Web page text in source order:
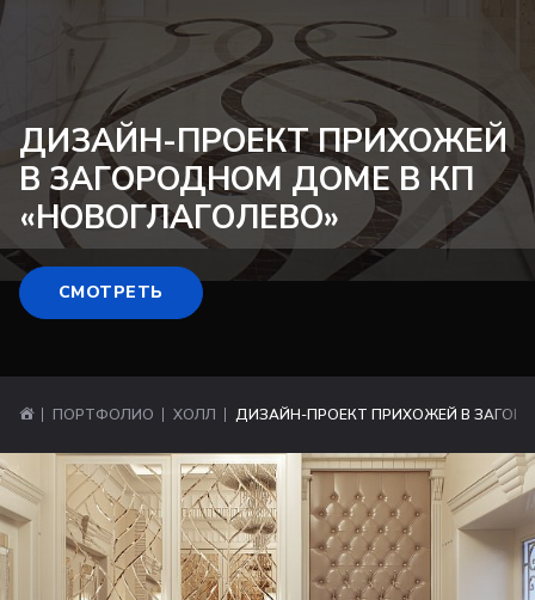
ДИЗАЙН-ПРОЕКТПРИХОЖЕЙ
В ЗАГОРОДНОМ ДОМЕ В КП
«НОВОГЛАГОЛЕВО»
СМОТРЕТЬ
ПОРТФОЛИО ХОЛЛ ДИЗАЙН-ПРОЕКТ ПРИХОЖЕЙ В